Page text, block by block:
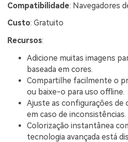
Compatibilidade: Navegadores
Custo: Gratuito
Recursos:
Adicione muitas imagens
baseada em cores.
Compartilhe facilmente o
ou baixe-o para uso offline.
Ajuste as configurações de
em caso de inconsistências.
Colorização instantânea
tecnologia avançada está